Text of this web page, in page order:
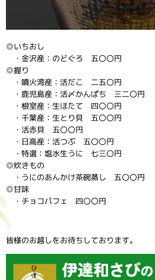
◎いちおし
・金沢産：のどぐろ 五〇〇円
◎握り
・噴火湾産：活だこ 二五〇円
・鹿児島産：活〆かんぱち 三二〇円
・根室産：生ほたて 四〇〇円
・千葉産：生とり貝 五〇〇円
・活赤貝 五〇〇円
・日高産：活つぶ 五〇〇円
・特選：塩水生うに 七三〇円
◎炊きもの
・うにのあんかけ茶碗蒸し 五〇〇円
◎甘味
・チョコパフェ 四〇〇円
皆様のお越しをお待ちしております。